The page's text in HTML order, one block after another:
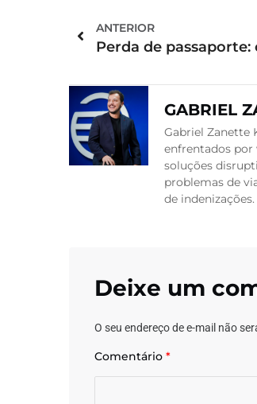
ANTERIOR
GABRIEL
Gabriel Zanette
enfrentados por
soluções
problemas de
de indenizações.
Deixe um
O seu endereço de e-mail não
Comentário *